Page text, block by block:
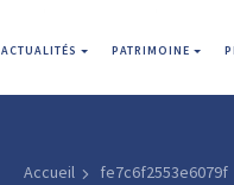
ACTUALITÉS PATRIMOINE
Accueil fe7c6f2553e6079f